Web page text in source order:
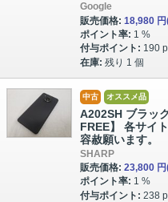
Google
販売価格: 18,980 円
ポイント率: 1 %
付与ポイント: 190
在庫: 残り 1 個
中古 オススメ品
A202SH ブラッ
FREE】 各サイ
容赦願います。
SHARP
販売価格: 23,800 円
ポイント率: 1 %
付与ポイント: 238